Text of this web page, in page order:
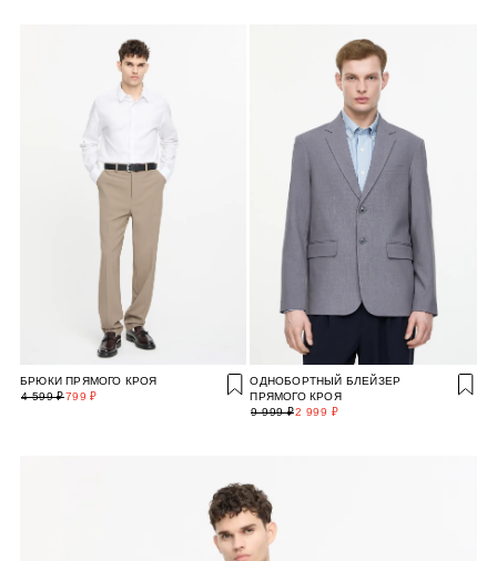
БРЮКИ ПРЯМОГО КРОЯ
799 ₽
4 599 ₽
ОДНОБОРТНЫЙ БЛЕЙЗЕР
ПРЯМОГО КРОЯ
2 999 ₽
9 999 ₽